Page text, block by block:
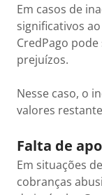
Em casos de
significativos
CredPago
prejuízos.
Nesse caso, o
valores
Falta de
Em situações
cobranças